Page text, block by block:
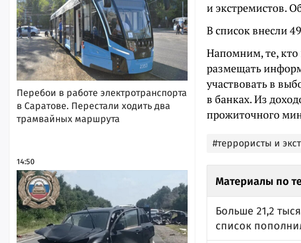
Перебои в работе электротранспорта
в Саратове. Перестали ходить два
трамвайных маршрута
14:50
и экстремистов.
В список внесли
Напомним, те, кто
размещать
участвовать в
в банках. Из
прожиточного
#террористы и
Материалы по
Больше 21,2
список